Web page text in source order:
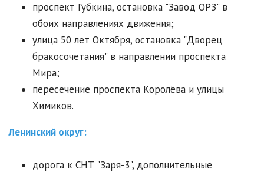
проспект Губкина, остановка "Завод ОРЗ" в
обоих направлениях движения;
улица 50 лет Октября, остановка "Дворец
бракосочетания" в направлении проспекта
Мира;
пересечение проспекта Королёва и улицы
Химиков.
Ленинский округ:
дорога к СНТ "Заря-3", дополнительные